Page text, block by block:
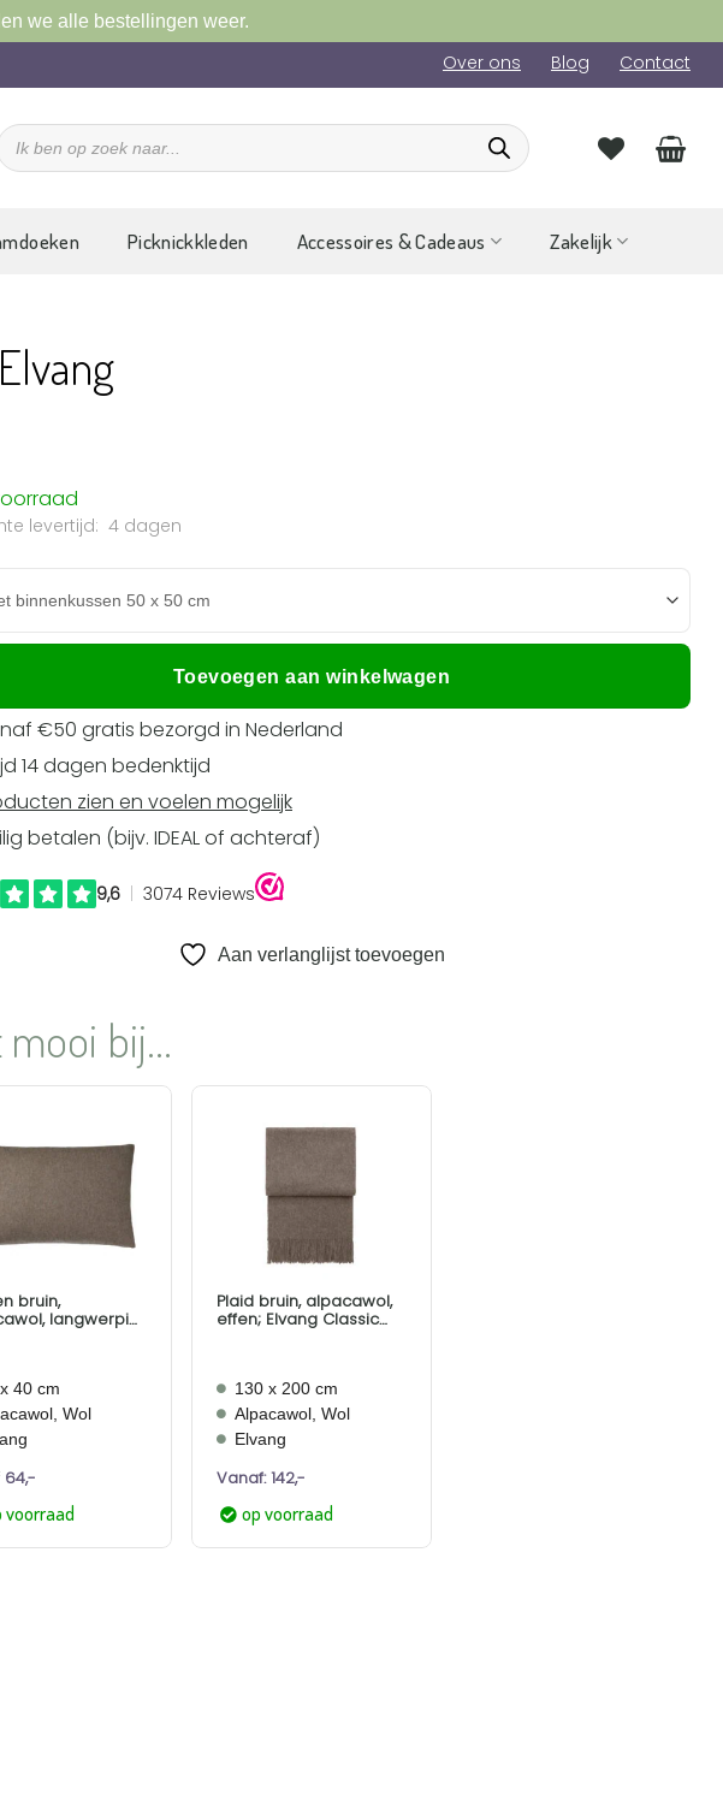
we alle bestellingen weer.
Over ons Blog Contact
Producten
Picknickkleden Accessoires & Cadeaus Zakelijk
4 dagen
Toevoegen aan winkelwagen
€50 gratis bezorgd in Nederland
14 dagen bedenktijd
zien en voelen mogelijk
betalen (bijv. IDEAL of achteraf)
Aan verlanglijst toevoegen
mooi bij...
verlanglijst
bruin,
langwerpig;
40 cm
Wol
64,-
voorraad
verlanglijst
toevoegen
Plaid bruin, alpacawol,
effen; Elvang Classic
130 x 200 cm
Alpacawol, Wol
Elvang
Vanaf:142,-
op voorraad